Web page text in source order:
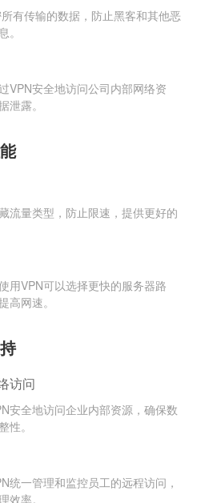
有传输的数据，防止黑客和其他恶
。
VPN安全地访问公司内部网络资
泄露。
流量类型，防止限速，提供更好的
用VPN可以选择更快的服务器路
高网速。
访问
安全地访问企业内部资源，确保数
性。
统一管理和监控员工的远程访问，
效率。